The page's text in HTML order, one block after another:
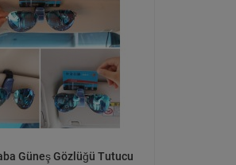
Güneş Gözlüğü Tutucu